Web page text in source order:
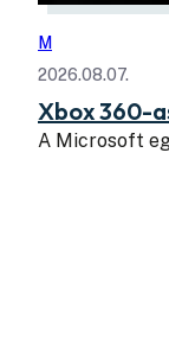
M
2026.08.07.
Xbox 360-
A Microsoft